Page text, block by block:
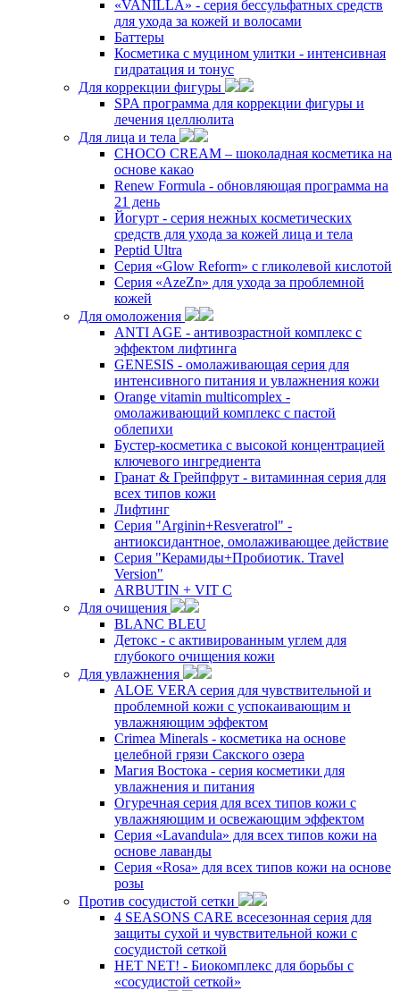
«VANILLA» - серия бессульфатных средств
для ухода за кожей и волосами
Баттеры
Косметика с муцином улитки - интенсивная
гидратация и тонус
Для коррекции фигуры
SPA программа для коррекции фигуры и
лечения целлюлита
Для лица и тела
CHOCO CREAM – шоколадная косметика на
основе какао
Renew Formula - обновляющая программа на
21 день
Йогурт - серия нежных косметических
средств для ухода за кожей лица и тела
Peptid Ultra
Cерия «Glow Reform» с гликолевой кислотой
Серия «AzeZn» для ухода за проблемной
кожей
Для омоложения
ANTI AGE - антивозрастной комплекс с
эффектом лифтинга
GENESIS - омолаживающая серия для
интенсивного питания и увлажнения кожи
Orange vitamin multicomplex -
омолаживающий комплекс с пастой
облепихи
Бустер-косметика с высокой концентрацией
ключевого ингредиента
Гранат & Грейпфрут - витаминная серия для
всех типов кожи
Лифтинг
Серия "Arginin+Resveratrol" -
антиоксидантное, омолаживающее действие
Серия "Керамиды+Пробиотик. Travel
Version"
ARBUTIN + VIT C
Для очищения
BLANC BLEU
Детокс - с активированным углем для
глубокого очищения кожи
Для увлажнения
ALOE VERA серия для чувствительной и
проблемной кожи с успокаивающим и
увлажняющим эффектом
Crimea Minerals - косметика на основе
целебной грязи Сакского озера
Магия Востока - серия косметики для
увлажнения и питания
Огуречная серия для всех типов кожи с
увлажняющим и освежающим эффектом
Серия «Lavandula» для всех типов кожи на
основе лаванды
Серия «Rosa» для всех типов кожи на основе
розы
Против сосудистой сетки
4 SEASONS CARE всесезонная серия для
защиты сухой и чувствительной кожи с
сосудистой сеткой
НЕТ NET! - Биокомплекс для борьбы с
«сосудистой сеткой»